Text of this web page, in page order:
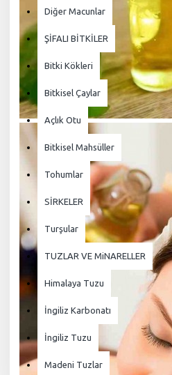
Diğer Macunlar
ŞİFALI BİTKİLER
Bitki Kökleri
Bitkisel Çaylar
Açlık Otu
Bitkisel Mahsüller
Tohumlar
SİRKELER
Turşular
TUZLAR VE MiNARELLER
Himalaya Tuzu
İngiliz Karbonatı
İngiliz Tuzu
Madeni Tuzlar